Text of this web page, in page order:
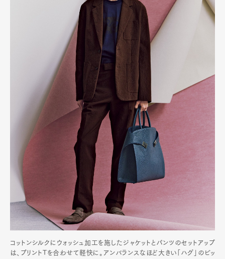
コットンシルクにウォッシュ加工を施したジャケットとパンツのセットアップ
は、プリントTを合わせて軽快に。アンバランスなほど大きい「ハグ」のビッ